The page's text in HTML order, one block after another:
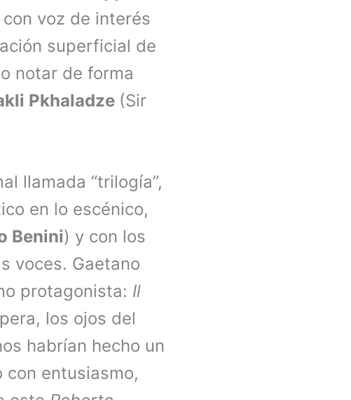
voz de interés
superficial de
notar de forma
Pkhaladze (Sir
llamada “trilogía”,
en lo escénico,
Benini) y con los
voces. Gaetano
protagonista: Il
los ojos del
habrían hecho un
con entusiasmo,